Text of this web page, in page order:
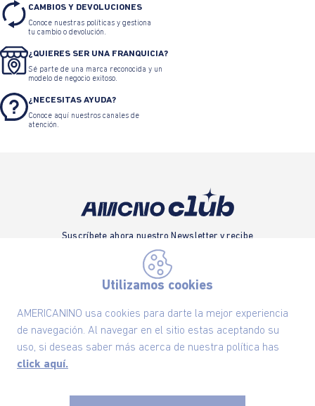
Utilizamos cookies
AMERICANINO usa cookies para darte la mejor experiencia
de navegación. Al navegar en el sitio estas aceptando su
uso, si deseas saber más acerca de nuestra política has
click aquí.
CAMBIOS Y DEVOLUCIONES
Conoce nuestras políticas y gestiona
tu cambio o devolución.
¿QUIERES SER UNA FRANQUICIA?
Sé parte de una marca reconocida y un
modelo de negocio exitoso.
¿NECESITAS AYUDA?
Conoce aquí nuestros canales de
atención.
Suscríbete ahora nuestro Newsletter y recibe
las ofertas exclusivas y lo último en moda
SUSCRÍBETE AHORA
Nuestra Marca